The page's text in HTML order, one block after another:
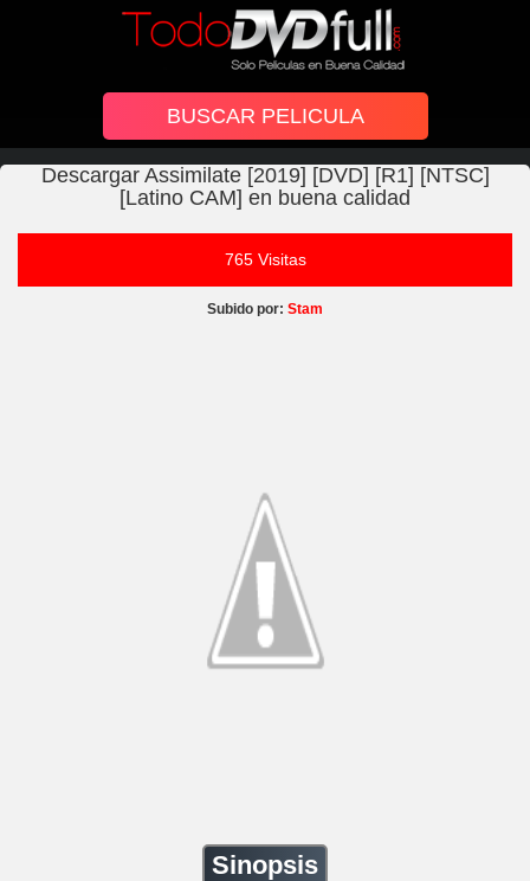
Descargar Assimilate [2019] [DVD] [R1] [NTSC]
[Latino CAM] en buena calidad
765 Visitas
Subido por: Stam
Sinopsis